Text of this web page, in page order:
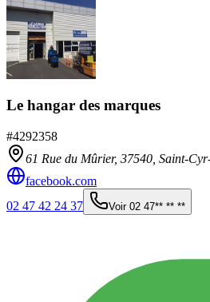
Le hangar des marques
#4292358
61 Rue du Mûrier, 37540 Saint-
facebook.com
02 47 42 24 37
Voir 02 47** ** **